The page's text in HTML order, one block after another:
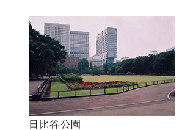
日比谷公園